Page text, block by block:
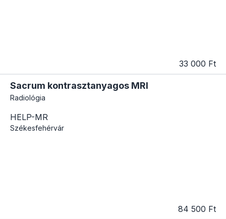
33 000 Ft
Sacrum kontrasztanyagos MRI
Radiológia
HELP-MR
Székesfehérvár
84 500 Ft